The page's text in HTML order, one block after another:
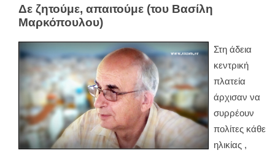
Δε ζητούμε, απαιτούμε (του Βασίλη
Μαρκόπουλου)
Στη άδεια
κεντρική
πλατεία
άρχισαν να
συρρέουν
πολίτες κάθε
ηλικίας ,